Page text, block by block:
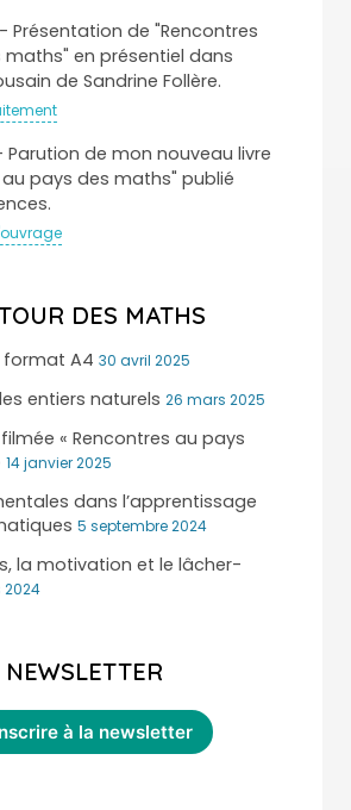
- Présentation de "Rencontres
en présentiel dans
de Sandrine Follère.
Parution de mon nouveau livre
pays des maths" publié
DES MATHS
format A4 30 avril 2025
entiers naturels 26 mars 2025
« Rencontres au pays
14 janvier 2025
dans l’apprentissage
5 septembre 2024
la motivation et le lâcher-
2024
NEWSLETTER